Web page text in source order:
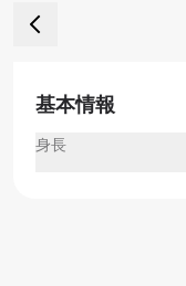
基本情報
身長